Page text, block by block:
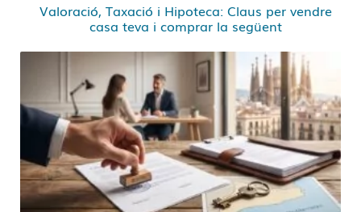
Valoració, Taxació i Hipoteca: Claus per vendre
casa teva i comprar la següent